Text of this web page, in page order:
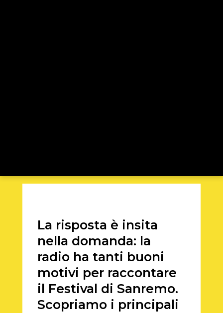
La risposta è insita
nella domanda: la
radio ha tanti buoni
motivi per raccontare
il Festival di Sanremo.
Scopriamo i principali